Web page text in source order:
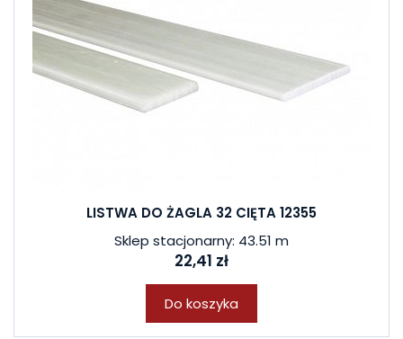
LISTWA DO ŻAGLA 32 CIĘTA 12355
Sklep stacjonarny: 43.51 m
22,41 zł
Do koszyka